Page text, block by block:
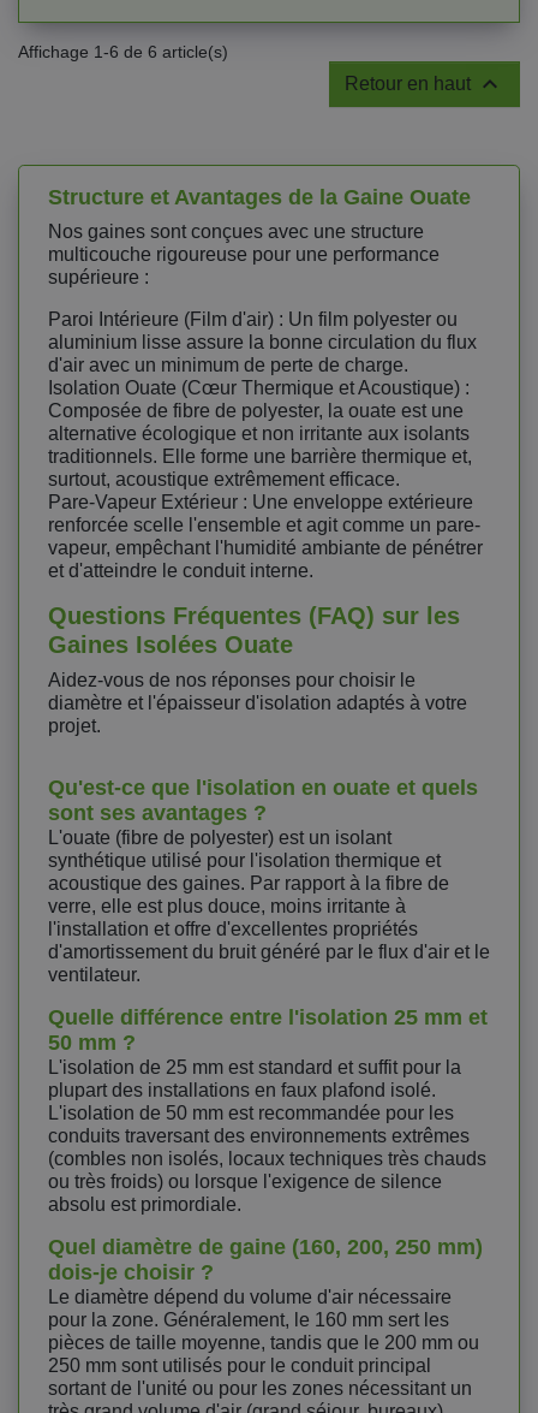
Affichage 1-6 de 6 article(s)
Retour en haut 
Structure et Avantages de la Gaine Ouate
Nos gaines sont conçues avec une structure
multicouche rigoureuse pour une performance
supérieure :
Paroi Intérieure (Film d'air) : Un film polyester ou
aluminium lisse assure la bonne circulation du flux
d'air avec un minimum de perte de charge.
Isolation Ouate (Cœur Thermique et Acoustique) :
Composée de fibre de polyester, la ouate est une
alternative écologique et non irritante aux isolants
traditionnels. Elle forme une barrière thermique et,
surtout, acoustique extrêmement efficace.
Pare-Vapeur Extérieur : Une enveloppe extérieure
renforcée scelle l'ensemble et agit comme un pare-
vapeur, empêchant l'humidité ambiante de pénétrer
et d'atteindre le conduit interne.
Questions Fréquentes (FAQ) sur les
Gaines Isolées Ouate
Aidez-vous de nos réponses pour choisir le
diamètre et l'épaisseur d'isolation adaptés à votre
projet.
Qu'est-ce que l'isolation en ouate et quels
sont ses avantages ?
L'ouate (fibre de polyester) est un isolant
synthétique utilisé pour l'isolation thermique et
acoustique des gaines. Par rapport à la fibre de
verre, elle est plus douce, moins irritante à
l'installation et offre d'excellentes propriétés
d'amortissement du bruit généré par le flux d'air et le
ventilateur.
Quelle différence entre l'isolation 25 mm et
50 mm ?
L'isolation de 25 mm est standard et suffit pour la
plupart des installations en faux plafond isolé.
L'isolation de 50 mm est recommandée pour les
conduits traversant des environnements extrêmes
(combles non isolés, locaux techniques très chauds
ou très froids) ou lorsque l'exigence de silence
absolu est primordiale.
Quel diamètre de gaine (160, 200, 250 mm)
dois-je choisir ?
Le diamètre dépend du volume d'air nécessaire
pour la zone. Généralement, le 160 mm sert les
pièces de taille moyenne, tandis que le 200 mm ou
250 mm sont utilisés pour le conduit principal
sortant de l'unité ou pour les zones nécessitant un